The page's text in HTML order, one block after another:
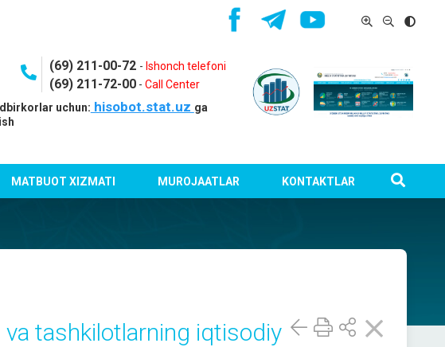
(69) 211-00-72 - Ishonch telefoni
(69) 211-72-00- Call Center
uchun: hisobot.stat.uz ga
MATBUOT XIZMATI MUROJAATLAR KONTAKTLAR
tashkilotlarning iqtisodiy